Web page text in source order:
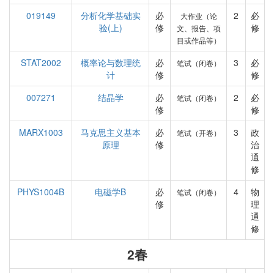
019149
分析化学基础实
验(上)
必
修
大作业（论
文、报告、项
目或作品等）
2
必
修
STAT2002
概率论与数理统
计
必
修
笔试（闭卷） 3
必
修
007271
结晶学
必
修
笔试（闭卷） 2
必
修
MARX1003
马克思主义基本
原理
必
修
笔试（开卷） 3
政
治
通
修
PHYS1004B
电磁学B
必
修
笔试（闭卷） 4
物
理
通
修
2春